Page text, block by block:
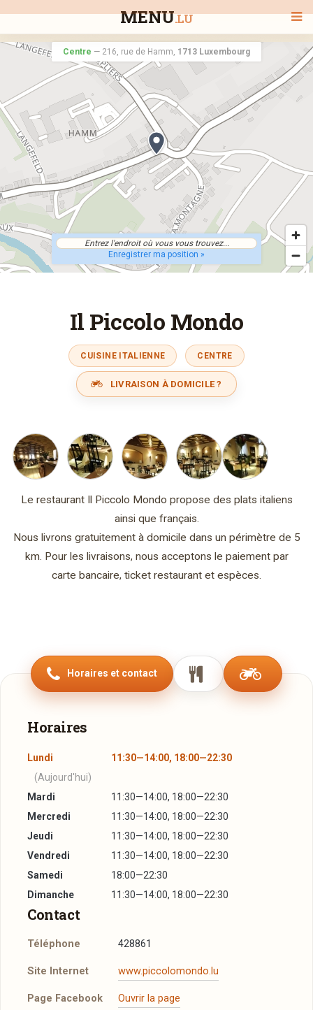
MENU.LU
BIENVENUE
TOUS LES RESTAURANTS
RECHERCHER UN RESTAURANT
Centre — 216, rue de Hamm, 1713 Luxembourg
Enregistrer ma position »
Il Piccolo Mondo
CUISINE ITALIENNE CENTRE
LIVRAISON À DOMICILE ?
Le restaurant Il Piccolo Mondo propose des plats italiens
ainsi que français.
Nous livrons gratuitement à domicile dans un périmètre de 5
km. Pour les livraisons, nous acceptons le paiement par
carte bancaire, ticket restaurant et espèces.
Horaires et contact
Horaires
Lundi
11:30—14:00, 18:00—22:30
(Aujourd'hui)
Mardi
11:30—14:00, 18:00—22:30
Mercredi
11:30—14:00, 18:00—22:30
Jeudi
11:30—14:00, 18:00—22:30
Vendredi
11:30—14:00, 18:00—22:30
Samedi
18:00—22:30
Dimanche
11:30—14:00, 18:00—22:30
Contact
Téléphone 428861
Site Internet www.piccolomondo.lu
Page Facebook Ouvrir la page